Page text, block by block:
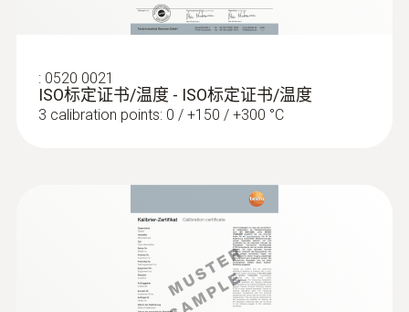
: 0520 0021
ISO标定证书/温度 - ISO标定证书/温度
3 calibration points: 0 / +150 / +300 °C